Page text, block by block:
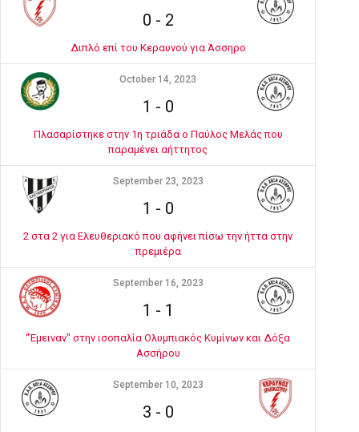
0 - 2
Διπλό επί του Κεραυνού για Άσσηρο
October 14, 2023
1 - 0
Πλασαρίστηκε στην 1η τριάδα ο Παύλος Μελάς που
παραμένει αήττητος
September 23, 2023
1 - 0
2 στα 2 για Ελευθεριακό που αφήνει πίσω την ήττα στην
πρεμιέρα
September 16, 2023
1 - 1
"Έμειναν" στην ισοπαλία Ολυμπιακός Κυμίνων και Δόξα
Ασσήρου
September 10, 2023
3 - 0